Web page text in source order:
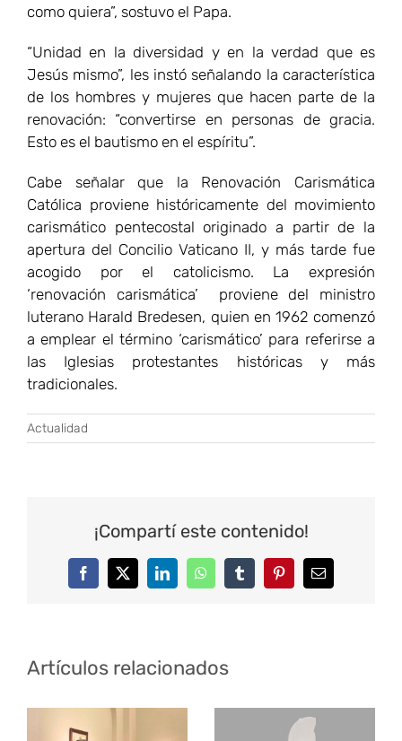
como quiera”, sostuvo el Papa.
“Unidad en la diversidad y en la verdad que es
Jesús mismo”, les instó señalando la característica
de los hombres y mujeres que hacen parte de la
renovación: “convertirse en personas de gracia.
Esto es el bautismo en el espíritu”.
Cabe señalar que la Renovación Carismática
Católica proviene históricamente del movimiento
carismático pentecostal originado a partir de la
apertura del Concilio Vaticano II, y más tarde fue
acogido por el catolicismo. La expresión
‘renovación carismática’ proviene del ministro
luterano Harald Bredesen, quien en 1962 comenzó
a emplear el término ‘carismático’ para referirse a
las Iglesias protestantes históricas y más
tradicionales.
Actualidad
¡Compartí este contenido!
FacebookTwitterLinkedInWhatsAppTumblrPinterestCorreo
electrónico
Artículos relacionados